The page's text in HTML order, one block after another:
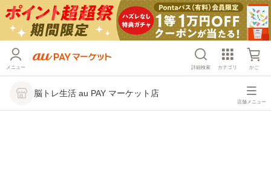
メニュー 詳細検索 カテゴリ かご
脳トレ生活 au PAY マーケット店
店舗メニュー